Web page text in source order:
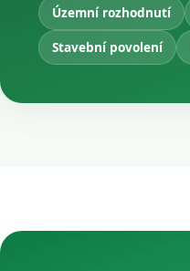
Územní rozhodnutí
Stavební povolení